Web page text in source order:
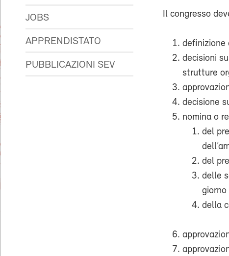
JOBS
APPRENDISTATO
PUBBLICAZIONI SEV
Il congresso
definizione
decisioni
strutture
decisione
nomina o
del
del
delle
giorno
della